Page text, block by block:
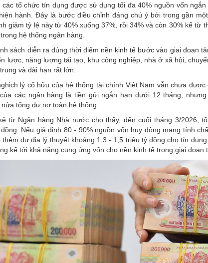
các tổ chức tín dụng được sử dụng tối đa 40% nguồn vốn
hành. Đây là bước điều chỉnh đáng chú ý bởi trong gần
giảm tỷ lệ này từ 40% xuống 37%, rồi 34% và còn 30% kể từ
hệ thống ngân hàng.
sách diễn ra đúng thời điểm nền kinh tế bước vào giai đoạn
lược, năng lượng tái tạo, khu công nghiệp, nhà ở xã hội,
và dài hạn rất lớn.
lý cố hữu của hệ thống tài chính Việt Nam vẫn chưa
các ngân hàng là tiền gửi ngắn hạn dưới 12 tháng,
tổng dư nợ toàn hệ thống.
từ Ngân hàng Nhà nước cho thấy, đến cuối tháng 3/2026,
Nếu giả định 80 - 90% nguồn vốn huy động mang tính
thêm dư địa lý thuyết khoảng 1,3 - 1,5 triệu tỷ đồng cho tín
kể tới khả năng cung ứng vốn cho nền kinh tế trong giai đoạn